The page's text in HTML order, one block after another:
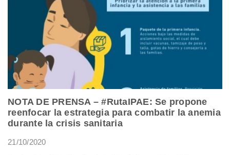
NOTA DE PRENSA – #RutaIPAE: Se propone
reenfocar la estrategia para combatir la anemia
durante la crisis sanitaria
21/10/2020